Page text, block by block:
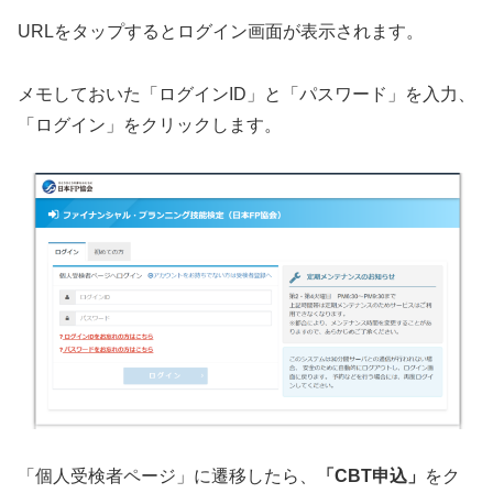
URLをタップするとログイン画面が表示されます。
メモしておいた「ログインID」と「パスワード」を入力、
「ログイン」をクリックします。
「個人受検者ページ」に遷移したら、 「CBT申込」 をク